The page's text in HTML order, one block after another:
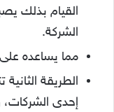
القيام بذلك
الشركة.
مما يساعده
الطريقة
إحدى